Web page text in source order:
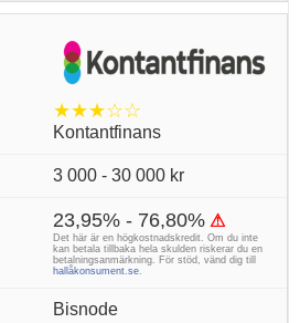
★★★☆☆
Kontantfinans
3 000 - 30 000 kr
23,95% - 76,80% ⚠
Det här är en högkostnadskredit. Om du inte
kan betala tillbaka hela skulden riskerar du en
betalningsanmärkning. För stöd, vänd dig till
hallåkonsument.se.
Bisnode